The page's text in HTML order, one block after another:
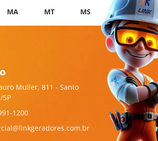
MA MT MS PB PI
Muller, 811 - Santo
1200